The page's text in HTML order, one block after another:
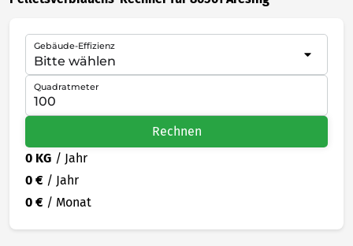
Gebäude-Effizienz
Quadratmeter
Rechnen
0 KG / Jahr
0 € / Jahr
0 € / Monat